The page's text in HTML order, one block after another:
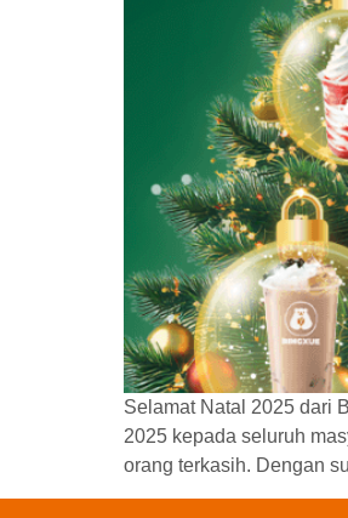
Selamat Natal 2025 dari
2025 kepada seluruh
orang terkasih. Dengan